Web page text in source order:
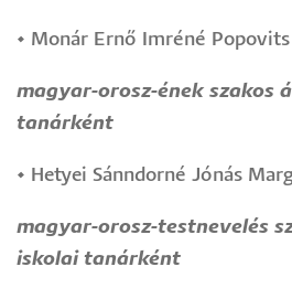
• Monár Ernő Imréné
magyar-orosz-ének szakos
tanárként
• Hetyei Sánndorné Jónás
magyar-orosz-testnevelés
iskolai tanárként